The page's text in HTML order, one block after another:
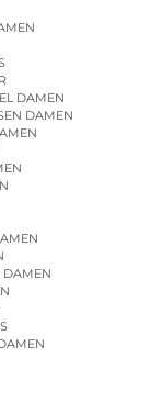
DAMEN
DAMEN
DAMEN